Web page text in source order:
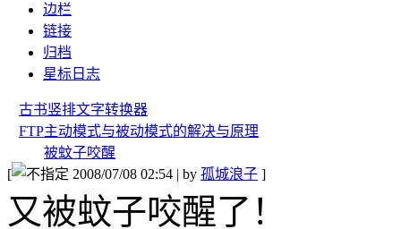
边栏
链接
归档
星标日志
古书竖排文字转换器
FTP主动模式与被动模式的解决与原理
被蚊子咬醒
[
2008/07/08 02:54 | by 孤城浪子 ]
又被蚊子咬醒了！